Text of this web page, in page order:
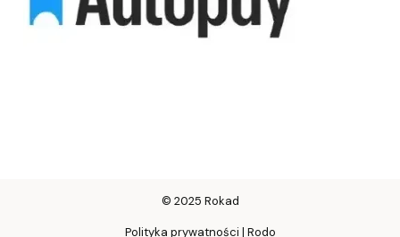
© 2025 Rokad
Polityka prywatności | Rodo